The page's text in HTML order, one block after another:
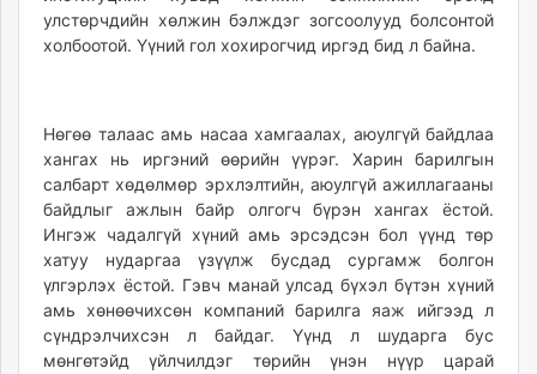
улстөрчдийн хөлжин бэлждэг зогсоолууд болсонтой
холбоотой. Үүний гол хохирогчид иргэд бид л байна.
Нөгөө талаас амь насаа хамгаалах, аюулгүй байдлаа
хангах нь иргэний өөрийн үүрэг. Харин барилгын
салбарт хөдөлмөр эрхлэлтийн, аюулгүй ажиллагааны
байдлыг ажлын байр олгогч бүрэн хангах ёстой.
Ингэж чадалгүй хүний амь эрсэдсэн бол үүнд төр
хатуу нударгаа үзүүлж бусдад сургамж болгон
үлгэрлэх ёстой. Гэвч манай улсад бүхэл бүтэн хүний
амь хөнөөчихсөн компаний барилга яаж ийгээд л
сүндрэлчихсэн л байдаг. Үүнд л шударга бус
мөнгөтэйд үйлчилдэг төрийн үнэн нүүр царай